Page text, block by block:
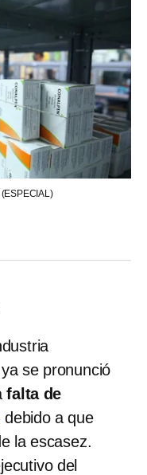
(ESPECIAL)
se pronunció
falta de
debido a que
la escasez.
del